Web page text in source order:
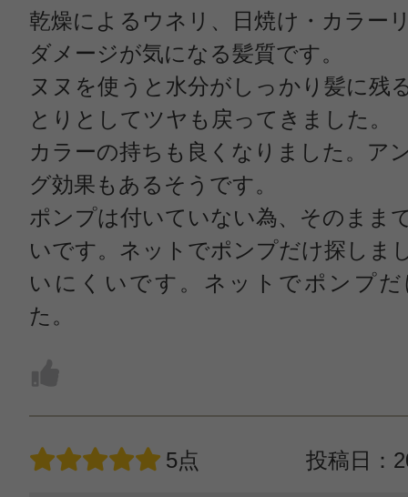
乾燥によるウネリ、日焼け・カラー
ダメージが気になる髪質です。
ヌヌを使うと水分がしっかり髪に残
とりとしてツヤも戻ってきました。
カラーの持ちも良くなりました。ア
グ効果もあるそうです。
ポンプは付いていない為、そのまま
いです。ネットでポンプだけ探しま
いにくいです。ネットでポンプ
た。
5点 投稿日：